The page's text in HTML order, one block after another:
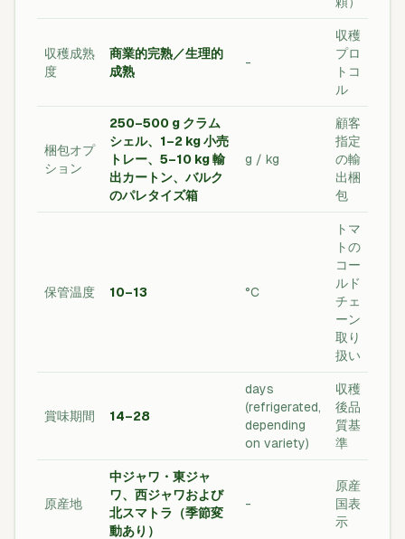
収穫成熟
度
商業的完熟／生理的
成熟
-
収穫
プロ
トコ
ル
梱包オプ
ション
250–500 g クラム
シェル、1–2 kg 小売
トレー、5–10 kg 輸
出カートン、バルク
のパレタイズ箱
g / kg
顧客
指定
の輸
出梱
包
保管温度 10–13 °C
トマ
トの
コー
ルド
チェ
ーン
取り
扱い
賞味期間 14–28
days
(refrigerated,
depending
on variety)
収穫
後品
質基
準
原産地
中ジャワ・東ジャ
ワ、西ジャワおよび
北スマトラ（季節変
動あり）
-
原産
国表
示